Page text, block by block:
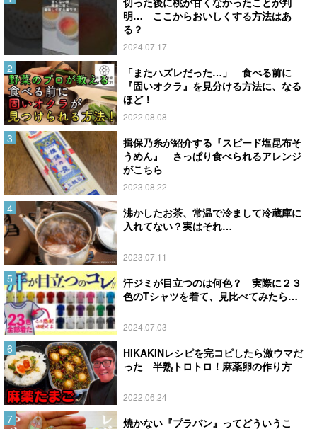
明… ここからおいしくする方法はあ
る？
2024.07.17
「またハズレだった…」 食べる前に
『固いオクラ』を見分ける方法に、なる
ほど！
2022.08.08
揖保乃糸が紹介する『スピード塩昆布そ
うめん』 さっぱり食べられるアレンジ
がこちら
2023.08.22
沸かしたお茶、常温で冷まして冷蔵庫に
入れてない？実はそれ…
2023.07.11
汗ジミが目立つのは何色？ 実際に２３
色のTシャツを着て、見比べてみたら…
2024.07.03
HIKAKINレシピを完コピしたら激ウマだ
った 半熟トロトロ！麻薬卵の作り方
2022.06.24
焼かない『プラバン』ってどういうこ